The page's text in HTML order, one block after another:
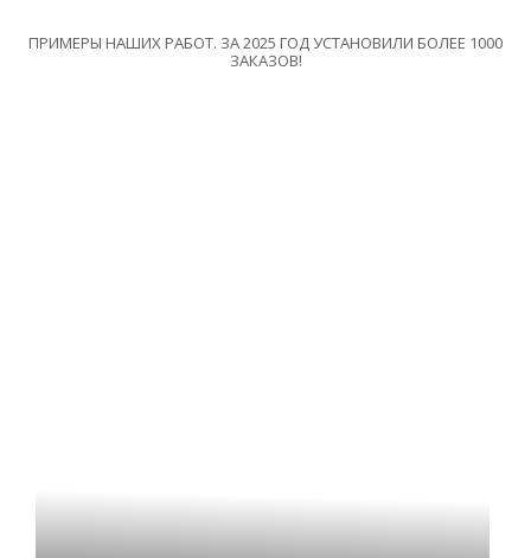
ПРИМЕРЫ НАШИХ РАБОТ. ЗА 2025 ГОД УСТАНОВИЛИ БОЛЕЕ 1000
ЗАКАЗОВ!